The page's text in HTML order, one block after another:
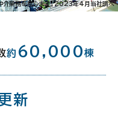
介業務を指します。2023年4月当社調べ
約 60,000棟
新